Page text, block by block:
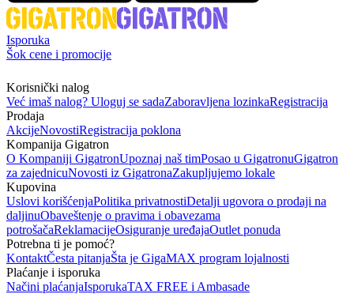
Isporuka
Šok cene i promocije
Korisnički nalog
Već imaš nalog? Uloguj se sadaZaboravljena lozinkaRegistracija
Prodaja
AkcijeNovostiRegistracija poklona
Kompanija Gigatron
O Kompaniji GigatronUpoznaj naš timPosao u GigatronuGigatron
za zajednicuNovosti iz GigatronaZakupljujemo lokale
Kupovina
Uslovi korišćenjaPolitika privatnostiDetalji ugovora o prodaji na
daljinuObaveštenje o pravima i obavezama
potrošačaReklamacijeOsiguranje uređajaOutlet ponuda
Potrebna ti je pomoć?
KontaktČesta pitanjaŠta je GigaMAX program lojalnosti
Plaćanje i isporuka
Načini plaćanjaIsporukaTAX FREE i Ambasade